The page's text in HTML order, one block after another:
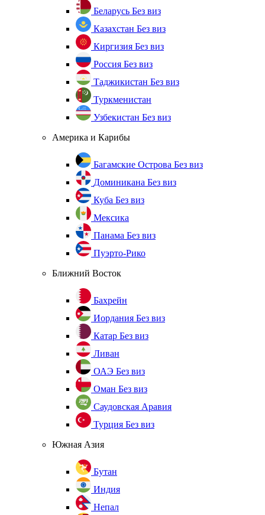
Беларусь Без виз
Казахстан Без виз
Киргизия Без виз
Россия Без виз
Таджикистан Без виз
Туркменистан
Узбекистан Без виз
Америка и Карибы
Багамские Острова Без виз
Доминикана Без виз
Куба Без виз
Мексика
Панама Без виз
Пуэрто-Рико
Ближний Восток
Бахрейн
Иордания Без виз
Катар Без виз
Ливан
ОАЭ Без виз
Оман Без виз
Саудовская Аравия
Турция Без виз
Южная Азия
Бутан
Индия
Непал